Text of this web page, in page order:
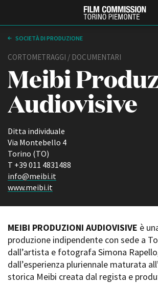
ABOUT
Chi siamo
Storia della Fondazione
Partner
Rete regionale
Bilancio sociale
Amministrazione
trasparente
Guarda
La
location
Open Day
Ciak in
SOCIETÀ DI PRODUZIONE
CORTOMETRAGGI / DOCUMENTARI
Meibi
Audiovisive
Ditta individuale
Via Montebello 4
Torino (TO)
T +39 011 4831488
info@meibi.it
www.meibi.it
MEIBI PRODUZIONI AUDIOVISIVE è
produzione indipendente con sede a
dall’artista e fotografa Simona
dall’esperienza pluriennale maturata
storica Meibi creata dal regista e